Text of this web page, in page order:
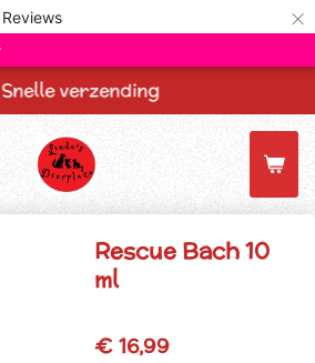
Reviews ×
Snelle verzending
Rescue Bach 10
ml
€ 16,99